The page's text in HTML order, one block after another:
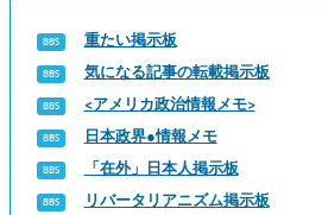
重たい掲示板
気になる記事の転載掲示板
<アメリカ政治情報メモ>
日本政界●情報メモ
「在外」日本人掲示板
リバータリアニズム掲示板